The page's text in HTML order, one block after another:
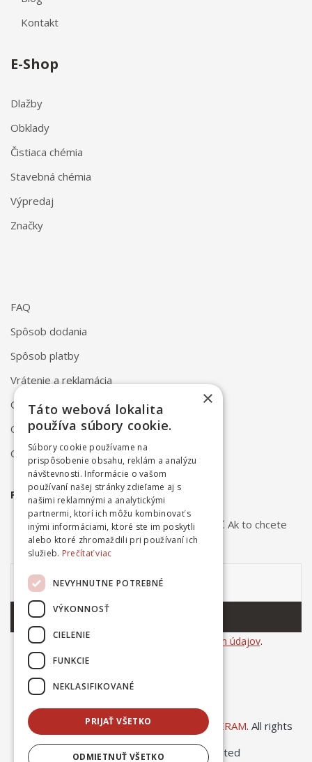
Kontakt
E-Shop
Dlažby
Obklady
Čistiaca chémia
Stavebná chémia
Výpredaj
Značky
FAQ
Spôsob dodania
Spôsob platby
Vrátenie a reklamácia
Odstúpenie od zmluvy online
Obchodné podmienky
Ochrana osobných údajov
PRIHLÁSTE SA NA ODBER NOVINIEK
Odber noviniek môžete kedykoľvek zrušiť. Ak to chcete
urobiť, kontaktujte nás.
Súhlasím so spracovaním osobných údajov.
© Copyright 2025Ing. Dušan Kováčik INCERAM. All rights
×
Táto webová lokalita
používa súbory cookie.
Súbory cookie používame na
prispôsobenie obsahu, reklám a analýzu
návštevnosti. Informácie o vašom
používaní našej stránky zdieľame aj s
našimi reklamnými a analytickými
partnermi, ktorí ich môžu kombinovať s
inými informáciami, ktoré ste im poskytli
alebo ktoré zhromaždili pri používaní ich
služieb. Prečítať viac
NEVYHNUTNE POTREBNÉ
VÝKONNOSŤ
CIELENIE
FUNKCIE
NEKLASIFIKOVANÉ
PRIJAŤ VŠETKO
ODMIETNUŤ VŠETKO